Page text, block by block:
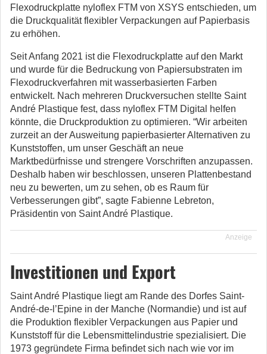
Flexodruckplatte nyloflex FTM von XSYS entschieden, um
die Druckqualität flexibler Verpackungen auf Papierbasis
zu erhöhen.
Seit Anfang 2021 ist die Flexodruckplatte auf den Markt
und wurde für die Bedruckung von Papiersubstraten im
Flexodruckverfahren mit wasserbasierten Farben
entwickelt. Nach mehreren Druckversuchen stellte Saint
André Plastique fest, dass nyloflex FTM Digital helfen
könnte, die Druckproduktion zu optimieren. “Wir arbeiten
zurzeit an der Ausweitung papierbasierter Alternativen zu
Kunststoffen, um unser Geschäft an neue
Marktbedürfnisse und strengere Vorschriften anzupassen.
Deshalb haben wir beschlossen, unseren Plattenbestand
neu zu bewerten, um zu sehen, ob es Raum für
Verbesserungen gibt”, sagte Fabienne Lebreton,
Präsidentin von Saint André Plastique.
Anzeige
Investitionen und Export
Saint André Plastique liegt am Rande des Dorfes Saint-
André-de-l’Epine in der Manche (Normandie) und ist auf
die Produktion flexibler Verpackungen aus Papier und
Kunststoff für die Lebensmittelindustrie spezialisiert. Die
1973 gegründete Firma befindet sich nach wie vor im